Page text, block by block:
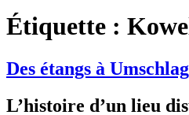
Étiquette :
Des étangs à
L’histoire d’un lieu